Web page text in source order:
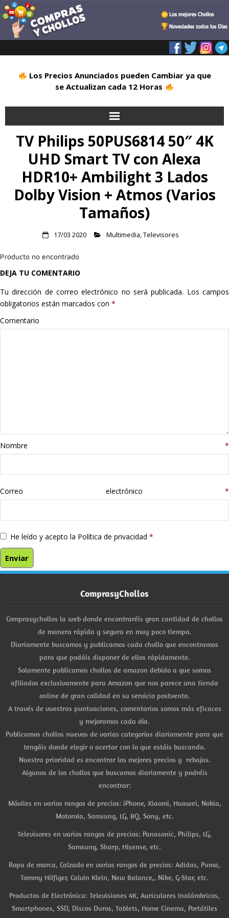
Los Precios Anunciados pueden Cambiar ya que
se Actualizan cada 12 Horas
Inicio
Alimentación
Blog
Listas
Moda
TV Philips 50PUS6814 50″ 4K
UHD Smart TV con Alexa
HDR10+ Ambilight 3 Lados
Dolby Vision + Atmos (Varios
Tamaños)
17/03 2020 Multimedia,Televisores
Producto no encontrado
DEJA TU COMENTARIO
Tu dirección de correo electrónico no será publicada. Los campos
obligatorios están marcados con *
Comentario
Nombre *
Correo electrónico *
He leído y acepto la Política de privacidad *
ComprasyChollos
Comprasychollos la web donde encontraréis gran cantidad de chollos
de manera rápida y segura en muy poco tiempo.
Diariamente buscamos y publicamos cada chollo que encontramos
para que podáis disponer de ellos rápidamente.
Solamente publicamos chollos de amazon debido a que somos
afiliados exclusivamente para Amazon que nos parece una tienda
online de gran calidad en su servicio postventa.
A través de vuestras puntuaciones, comentarios somos más eficaces
y mejoramos cada día.
Publicamos chollos nuevos de varias categorías diariamente para que
tengáis donde elegir o acertar con lo que estáis buscando.
Nuestra prioridad es encontrar los mejores precios y rebajas.
Algunos de los chollos que buscamos diariamente y podréis
encontrar:
Móviles en varios rangos de precios: iPhone, Xiaomi, Huawei, Nokia,
Motorola, Samsung, LG, BQ, Sony, etc.
Televisores en varios rangos de precios: Panasonic, Philips, LG,
Samsung, Sharp, Hisense, etc.
Ropa de marca, Calzado en varios rangos de precios: Adidas, Puma,
Tommy Hilfiger, Calvin Klein, New Balance,, Nike, G-Star, etc.
Productos de Electrónica: Televisiones 4K, Auriculares Inalámbricos,
Smartphones, SSD, Discos Duros, Tablets, Home Cinema, Portátiles